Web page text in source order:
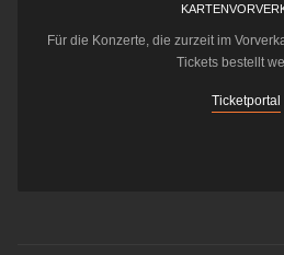
Für die Konzerte, die zurzeit im
Tickets bestellt
Ticketportal